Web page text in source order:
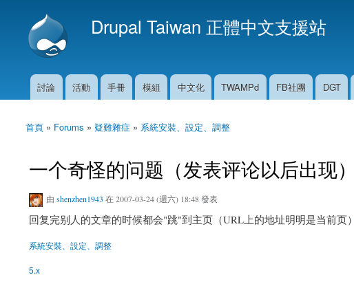
Drupal Taiwan 正體中文支援站
主選單
討論 活動 手冊 模組 中文化 TWAMPd FB社團 DGT
您在這裡
首頁 » Forums » 疑難雜症 » 系統安裝、設定、調整
一个奇怪的问题（发表评论以后出现）
由 shenzhen1943 在 2007-03-24 (週六) 18:48 發表
回复完别人的文章的时候都会"跳"到主页（URL上的地址明明是当前页）
系統安裝、設定、調整
5.x